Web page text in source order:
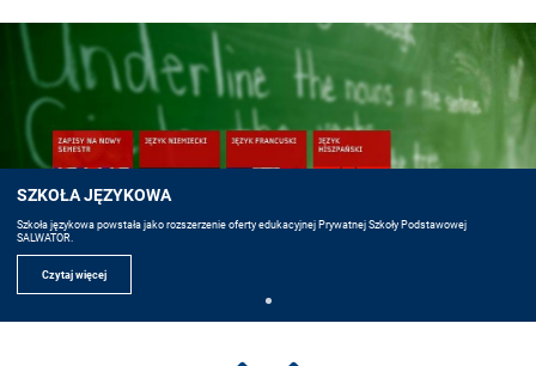
SZKOŁA JĘZYKOWA
Szkoła językowa powstała jako rozszerzenie oferty edukacyjnej Prywatnej Szkoły Podstawowej
SALWATOR.
Czytaj więcej